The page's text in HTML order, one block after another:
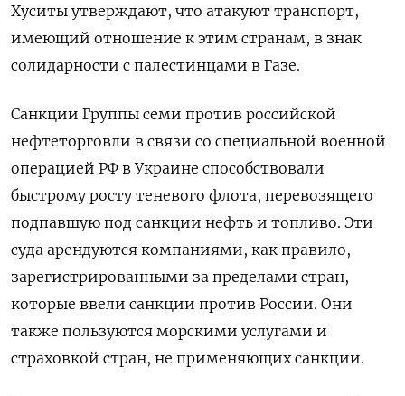
Хуситы утверждают, что атакуют транспорт,
имеющий отношение к этим странам, в знак
солидарности с палестинцами в Газе.
Санкции Группы семи против российской
нефтеторговли в связи со специальной военной
операцией РФ в Украине способствовали
быстрому росту теневого флота, перевозящего
подпавшую под санкции нефть и топливо. Эти
суда арендуются компаниями, как правило,
зарегистрированными за пределами стран,
которые ввели санкции против России. Они
также пользуются морскими услугами и
страховкой стран, не применяющих санкции.